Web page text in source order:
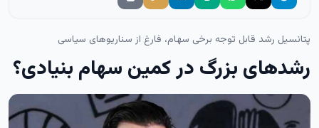
پتانسیل رشد قابل توجه برخی سهام، فارغ از سناریوهای سیاسی
رشدهای بزرگ در کمین سهام بنیادی؟